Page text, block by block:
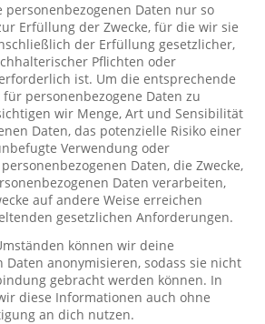
Daten nur so
Erfüllung der Zwecke, für die wir sie
der Erfüllung gesetzlicher,
Pflichten oder
ist. Um die entsprechende
personenbezogene Daten zu
wir Menge, Art und Sensibilität
Daten, das potenzielle Risiko einer
Verwendung oder
Daten, die Zwecke,
Daten verarbeiten,
auf andere Weise erreichen
gesetzlichen Anforderungen.
können wir deine
Daten anonymisieren, sodass sie nicht
gebracht werden können. In
diese Informationen auch ohne
an dich nutzen.